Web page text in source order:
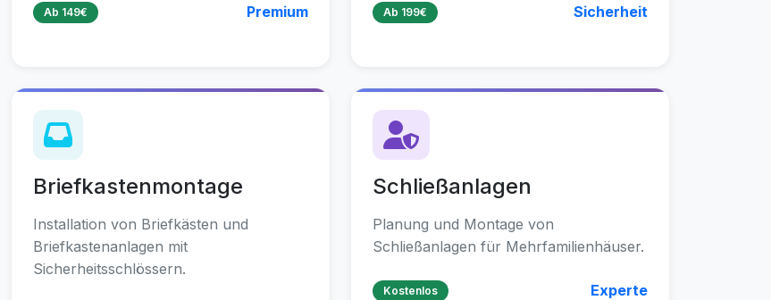
Ab 149€ Premium Ab 199€ Sicherheit
Briefkastenmontage
Installation von Briefkästen und
Briefkastenanlagen mit
Sicherheitsschlössern.
Schließanlagen
Planung und Montage von
Schließanlagen für Mehrfamilienhäuser.
Kostenlos Experte